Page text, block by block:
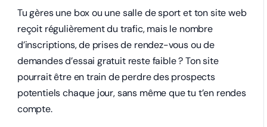
Tu gères une box ou une salle de sport et ton site web
reçoit régulièrement du trafic, mais le nombre
d’inscriptions, de prises de rendez-vous ou de
demandes d’essai gratuit reste faible ? Ton site
pourrait être en train de perdre des prospects
potentiels chaque jour, sans même que tu t’en rendes
compte.